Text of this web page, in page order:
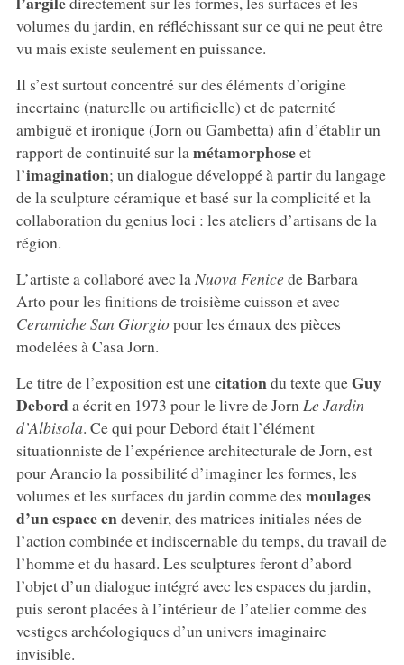
volumes du jardin, en réfléchissant sur ce qui ne peut être
vu mais existe seulement en puissance.
Il s’est surtout concentré sur des éléments d’origine
incertaine (naturelle ou artificielle) et de paternité
ambiguë et ironique (Jorn ou Gambetta) afin d’établir un
rapport de continuité sur lamétamorphoseet
l’imagination; un dialogue développé à partir du langage
de la sculpture céramique et basé sur la complicité et la
collaboration du genius loci : les ateliers d’artisans de la
région.
L’artiste a collaboré avec la Nuova Fenicede Barbara
Arto pour les finitions de troisième cuisson et avec
Ceramiche San Giorgiopour les émaux des pièces
modelées à Casa Jorn.
Le titre de l’exposition est unecitationdu texte queGuy
Deborda écrit en 1973 pour le livre de Jorn Le Jardin
d’Albisola. Ce qui pour Debord était l’élément
situationniste de l’expérience architecturale de Jorn, est
pour Arancio la possibilité d’imaginer les formes, les
volumes et les surfaces du jardin comme des moulages
d’un espace endevenir, des matrices initiales nées de
l’action combinée et indiscernable du temps, du travail de
l’homme et du hasard. Les sculptures feront d’abord
l’objet d’un dialogue intégré avec les espaces du jardin,
puis seront placées à l’intérieur de l’atelier comme des
vestiges archéologiques d’un univers imaginaire
invisible.